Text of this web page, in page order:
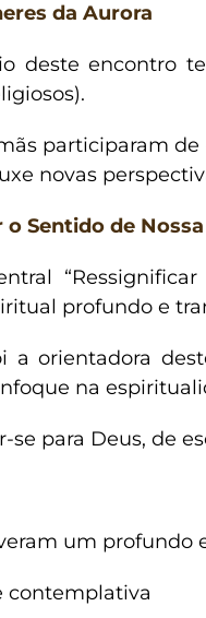
da Aurora
deste encontro
participaram
novas
Sentido de
profundo e
a orientadora
na
para Deus, de
um profundo
contemplativa